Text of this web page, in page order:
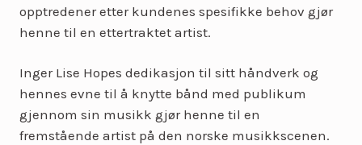
opptredener etter kundenes spesifikke behov gjør
henne til en ettertraktet artist.
Inger Lise Hopes dedikasjon til sitt håndverk og
hennes evne til å knytte bånd med publikum
gjennom sin musikk gjør henne til en
fremstående artist på den norske musikkscenen.